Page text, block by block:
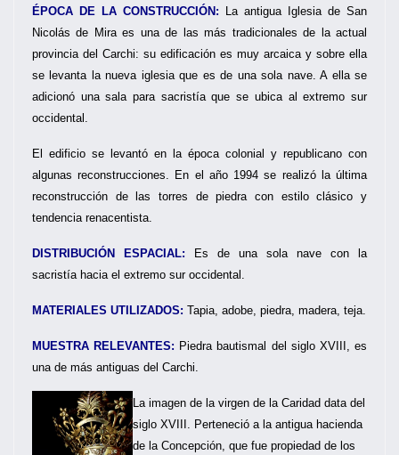
ÉPOCA DE LA CONSTRUCCIÓN: La antigua Iglesia de San
Nicolás de Mira es una de las más tradicionales de la actual
provincia del Carchi: su edificación es muy arcaica y sobre ella
se levanta la nueva iglesia que es de una sola nave. A ella se
adicionó una sala para sacristía que se ubica al extremo sur
occidental.
El edificio se levantó en la época colonial y republicano con
algunas reconstrucciones. En el año 1994 se realizó la última
reconstrucción de las torres de piedra con estilo clásico y
tendencia renacentista.
DISTRIBUCIÓN ESPACIAL: Es de una sola nave con la
sacristía hacia el extremo sur occidental.
MATERIALES UTILIZADOS: Tapia, adobe, piedra, madera, teja.
MUESTRA RELEVANTES: Piedra bautismal del siglo XVIII, es
una de más antiguas del Carchi.
La imagen de la virgen de la Caridad data del
siglo XVIII. Perteneció a la antigua hacienda
de la Concepción, que fue propiedad de los